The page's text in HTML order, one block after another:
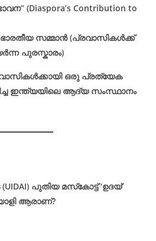
(Diaspora’s Contribution to
സമ്മാൻ (പ്രവാസികൾക്ക്
പുരസ്കാരം)
ഒരു പ്രത്യേക
ഇന്ത്യയിലെ ആദ്യ സംസ്ഥാനം
പുതിയ മസ്‌കോട്ട് ‘ഉദയ്’
ആരാണ്?